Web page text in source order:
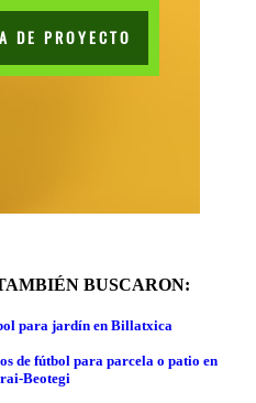
DE PROYECTO
BUSCARON:
para jardín en Billatxica
de fútbol para parcela o patio en
Beotegi